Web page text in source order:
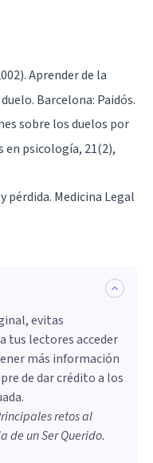
Aprender de la
Barcelona: Paidós.
sobre los duelos por
en psicología, 21(2),
pérdida. Medicina Legal
evitas
tus lectores acceder
más información
de dar crédito a los
retos al
de un Ser Querido.